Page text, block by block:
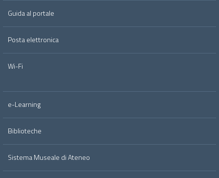
Guida al portale
Posta elettronica
Wi-Fi
e-Learning
Biblioteche
Sistema Museale di Ateneo